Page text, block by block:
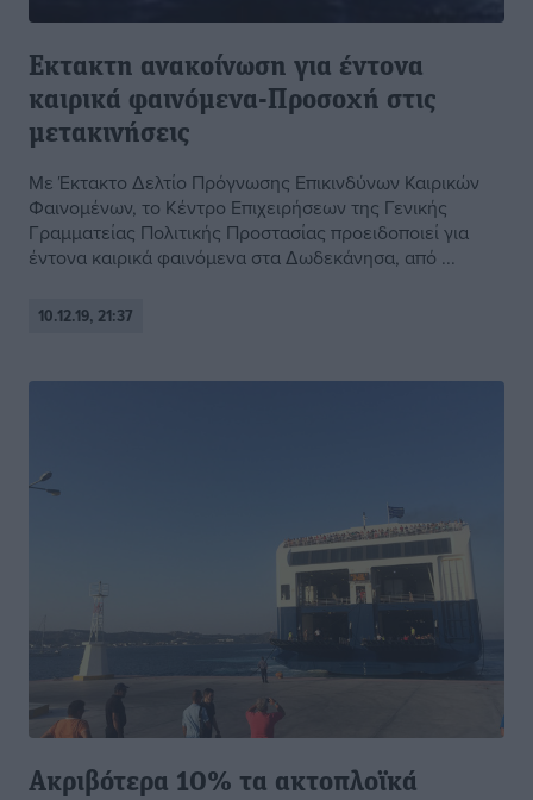
Εκτακτη ανακοίνωση για έντονα
καιρικά φαινόμενα-Προσοχή στις
μετακινήσεις
Με Έκτακτο Δελτίο Πρόγνωσης Επικινδύνων Καιρικών
Φαινομένων, το Κέντρο Επιχειρήσεων της Γενικής
Γραμματείας Πολιτικής Προστασίας προειδοποιεί για
έντονα καιρικά φαινόμενα στα Δωδεκάνησα, από ...
10.12.19, 21:37
Ακριβότερα 10% τα ακτοπλοϊκά